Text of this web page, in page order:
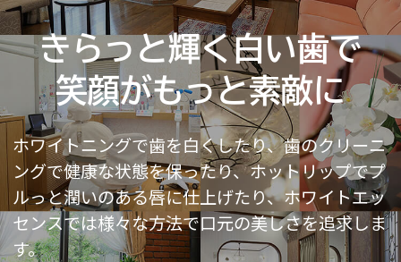
きらっと輝く白い歯で
笑顔がもっと素敵に
ホワイトニングで歯を白くしたり、歯のクリーニ
ングで健康な状態を保ったり、ホットリップでプ
ルっと潤いのある唇に仕上げたり、ホワイトエッ
センスでは様々な方法で口元の美しさを追求しま
す。